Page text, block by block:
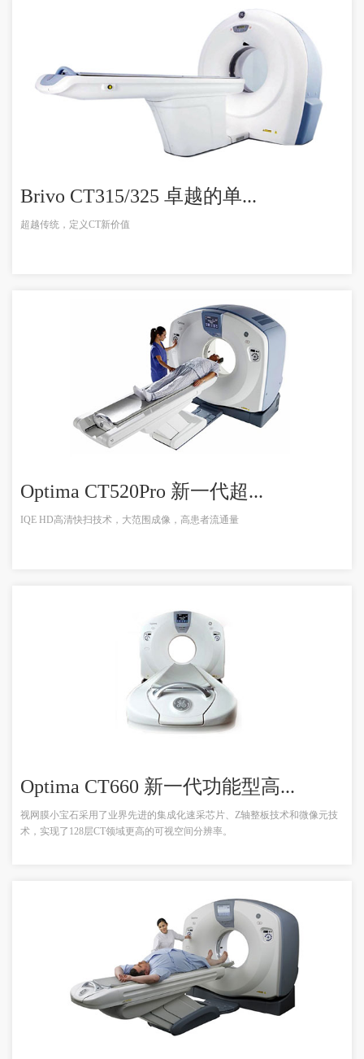
Brivo CT315/325 卓越的单...
超越传统，定义CT新价值
Optima CT520Pro 新一代超...
IQE HD高清快扫技术，大范围成像，高患者流通量
Optima CT660 新一代功能型高...
视网膜小宝石采用了业界先进的集成化速采芯片、Z轴整板技术和微像元技
术，实现了128层CT领域更高的可视空间分辨率。